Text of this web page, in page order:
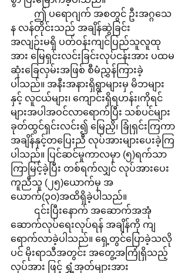
န လန်တိုင်းသည် အချိန်ဆွဲခြင်း
အလျဉ်းမရှိ ပတ်ဝန်းကျင်ပြည်သူလူထု
အား မြေရှင်းလင်းခြင်းလုပ်ငန်းအား ပထမ
ဆုံးခြေလှမ်းအဖြစ် စီမံညွှန်ကြားခဲ့
ပါသည်။ အနီးအနားရှိရွာများမှ မိဘများ
နှင့် လူငယ်များ၊ ကျောင်းရှိရဟန်း၊ကိုရင်
များအပါအဝင်လာရောက်ပြီး သစ်ပင်များ
ခုတ်ထွင်ရှင်းလင်း၍ မြေညှိ၊ ခြုံရှင်းကြကာ
အချိန်နှင့်တပြေးညီ လုပ်အားများပေးခဲ့ကြ
ပါသည်။ ပြင်ဆင်မှုကာလမှာ (၅)ရက်သာ
ကြာမြင့်ခဲ့ပြီး တစ်ရက်လျှင် လုပ်အားပေး
ကူညီသူ (၂၅)ယောက်မှ အ
ယောက်(၃၀)အထိရှိခဲ့ပါသည်။
ဆောက်လုပ်ရေးလုပ်ရန် အချိန်ကို ကျ
ရောက်လာခဲ့ပါသည်။ ရှေ့တွင်ပြောခဲ့သလို
ပင် မိုးရာသီအတွင်း အတွေ့အကြုံရှိသည့်
လုပ်အား ဖြင့် ရွှံ့အုတ်များအား